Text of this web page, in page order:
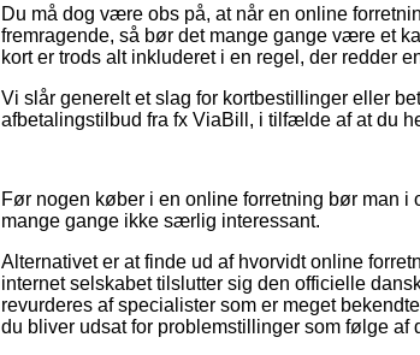
Du må dog være obs på, at når en online
fremragende, så bør det mange gange være et
kort er trods alt inkluderet i en regel, der redder
Vi slår generelt et slag for kortbestillinger eller
afbetalingstilbud fra fx ViaBill, i tilfælde af at du
Før nogen køber i en online forretning bør man
mange gange ikke særlig interessant.
Alternativet er at finde ud af hvorvidt online
internet selskabet tilslutter sig den officielle
revurderes af specialister som er meget
du bliver udsat for problemstillinger som følge af